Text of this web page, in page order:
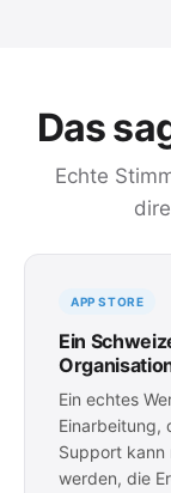
Das
Echte
APP STORE
Ein
Ein echtes
Einarbeitung,
Support kann
werden, die